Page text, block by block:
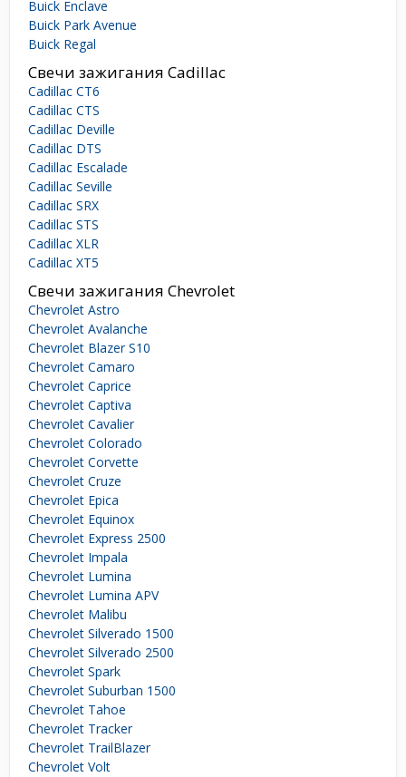
Buick Enclave
Buick Park Avenue
Buick Regal
Свечи зажигания Cadillac
Cadillac CT6
Cadillac CTS
Cadillac Deville
Cadillac DTS
Cadillac Escalade
Cadillac Seville
Cadillac SRX
Cadillac STS
Cadillac XLR
Cadillac XT5
Свечи зажигания Chevrolet
Chevrolet Astro
Chevrolet Avalanche
Chevrolet Blazer S10
Chevrolet Camaro
Chevrolet Caprice
Chevrolet Captiva
Chevrolet Cavalier
Chevrolet Colorado
Chevrolet Corvette
Chevrolet Cruze
Chevrolet Epica
Chevrolet Equinox
Chevrolet Express 2500
Chevrolet Impala
Chevrolet Lumina
Chevrolet Lumina APV
Chevrolet Malibu
Chevrolet Silverado 1500
Chevrolet Silverado 2500
Chevrolet Spark
Chevrolet Suburban 1500
Chevrolet Tahoe
Chevrolet Tracker
Chevrolet TrailBlazer
Chevrolet Volt